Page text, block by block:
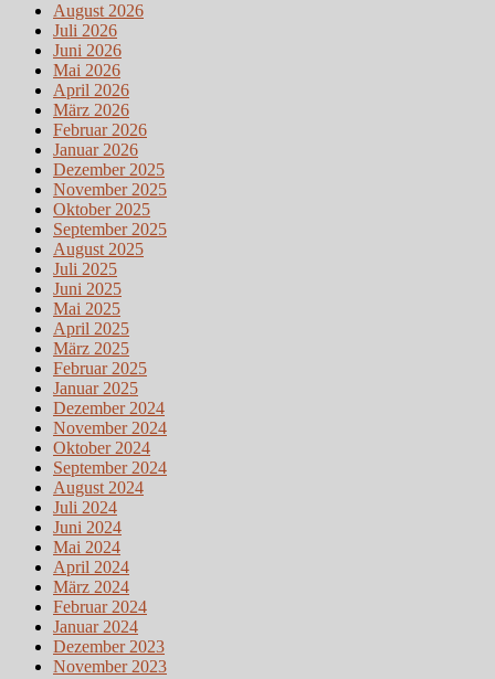
August 2026
Juli 2026
Juni 2026
Mai 2026
April 2026
März 2026
Februar 2026
Januar 2026
Dezember 2025
November 2025
Oktober 2025
September 2025
August 2025
Juli 2025
Juni 2025
Mai 2025
April 2025
März 2025
Februar 2025
Januar 2025
Dezember 2024
November 2024
Oktober 2024
September 2024
August 2024
Juli 2024
Juni 2024
Mai 2024
April 2024
März 2024
Februar 2024
Januar 2024
Dezember 2023
November 2023